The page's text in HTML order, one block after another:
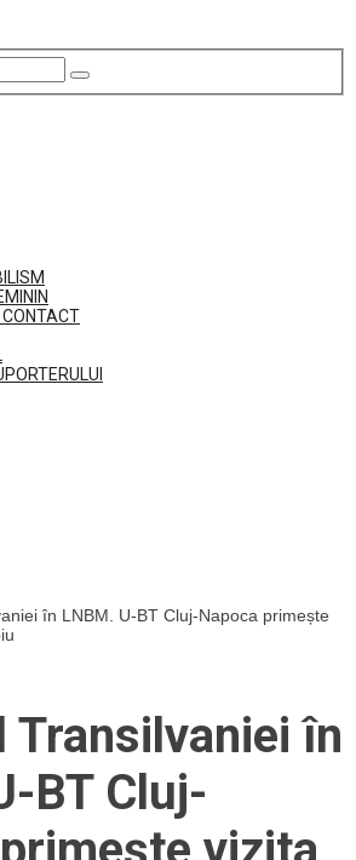
în LNBM. U-BT Cluj-Napoca primește
Transilvaniei în
BT Cluj-